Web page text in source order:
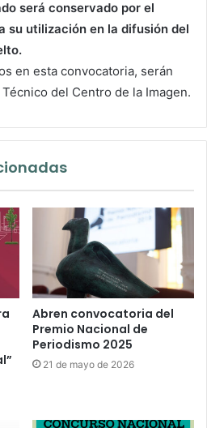
será conservado por el
su utilización en la difusión del
en esta convocatoria, serán
del Centro de la Imagen.
Abren convocatoria del
Premio Nacional de
Periodismo 2025
21 de mayo de 2026